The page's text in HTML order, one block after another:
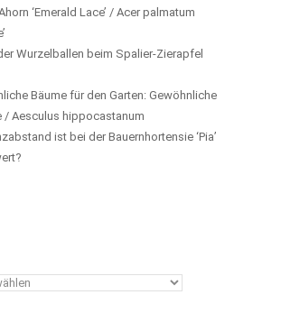
‘Emerald Lace’ / Acer palmatum
Wurzelballen beim Spalier-Zierapfel
Bäume für den Garten: Gewöhnliche
/ Aesculus hippocastanum
ist bei der Bauernhortensie ‘Pia’